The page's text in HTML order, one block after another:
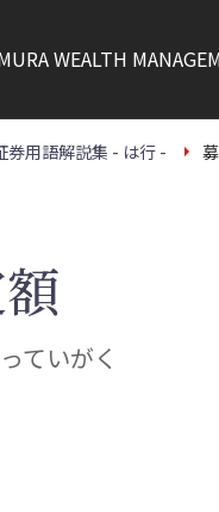
WEALTH
券用語解説集 - は行 -
ていがく